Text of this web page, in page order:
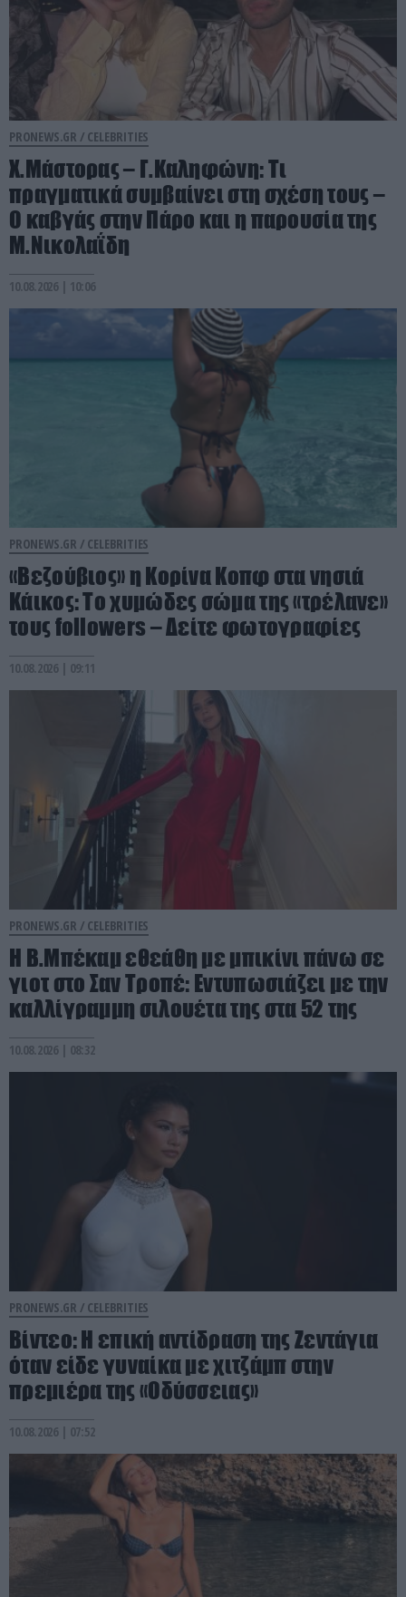
PRONEWS.GR / CELEBRITIES
Χ.Μάστορας – Γ.Καληφώνη: Τι
πραγματικά συμβαίνει στη σχέση τους –
O καβγάς στην Πάρο και η παρουσία της
Μ.Νικολαΐδη
10.08.2026 | 10:06
PRONEWS.GR / CELEBRITIES
«Βεζούβιος» η Κορίνα Κοπφ στα νησιά
Κάικος: Το χυμώδες σώμα της «τρέλανε»
τους followers – Δείτε φωτογραφίες
10.08.2026 | 09:11
PRONEWS.GR / CELEBRITIES
Η Β.Μπέκαμ εθεάθη με μπικίνι πάνω σε
γιοτ στο Σαν Τροπέ: Εντυπωσιάζει με την
καλλίγραμμη σιλουέτα της στα 52 της
10.08.2026 | 08:32
PRONEWS.GR / CELEBRITIES
Βίντεο: Η επική αντίδραση της Ζεντάγια
όταν είδε γυναίκα με χιτζάμπ στην
πρεμιέρα της «Οδύσσειας»
10.08.2026 | 07:52